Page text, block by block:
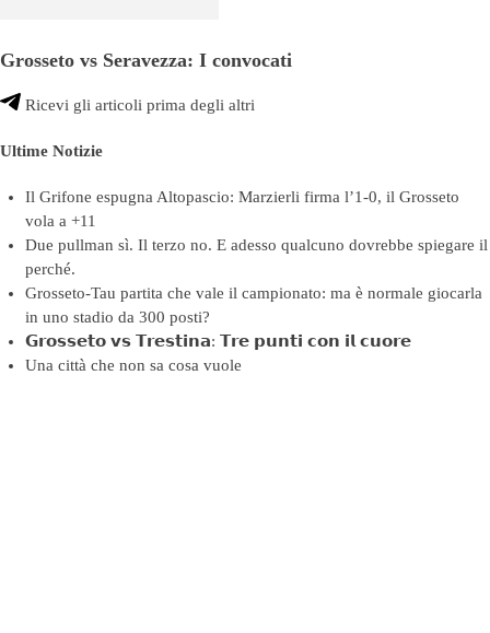
Grosseto vs Seravezza: I convocati
Ricevi gli articoli prima degli altri
Ultime Notizie
Il Grifone espugna Altopascio: Marzierli firma l’1-0, il Grosseto
vola a +11
Due pullman sì. Il terzo no. E adesso qualcuno dovrebbe spiegare il
perché.
Grosseto-Tau partita che vale il campionato: ma è normale giocarla
in uno stadio da 300 posti?
𝗚𝗿𝗼𝘀𝘀𝗲𝘁𝗼 𝘃𝘀 𝗧𝗿𝗲𝘀𝘁𝗶𝗻𝗮: 𝗧𝗿𝗲 𝗽𝘂𝗻𝘁𝗶 𝗰𝗼𝗻 𝗶𝗹 𝗰𝘂𝗼𝗿𝗲
Una città che non sa cosa vuole